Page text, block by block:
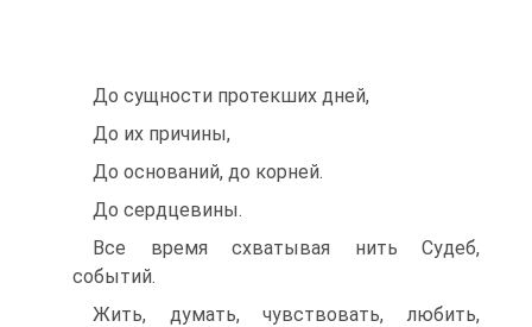
До сущности протекших дней,
До их причины,
До оснований, до корней.
До сердцевины.
Все время схватывая нить Судеб,
событий.
Жить, думать, чувствовать, любить,